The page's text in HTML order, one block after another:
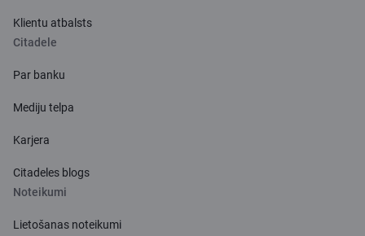
Klientu atbalsts
Citadele
Par banku
Mediju telpa
Karjera
Citadeles blogs
Noteikumi
Lietošanas noteikumi